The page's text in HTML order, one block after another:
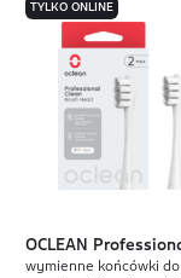
TYLKO ONLINE
OCLEAN
wymienne końcówki do